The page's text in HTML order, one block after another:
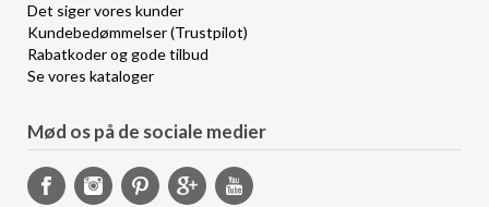
Det siger vores kunder
Kundebedømmelser (Trustpilot)
Rabatkoder og gode tilbud
Se vores kataloger
Mød os på de sociale medier